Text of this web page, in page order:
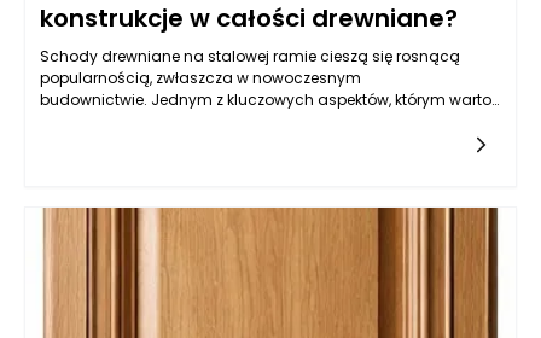
konstrukcje w całości drewniane?
Schody drewniane na stalowej ramie cieszą się rosnącą
popularnością, zwłaszcza w nowoczesnym
budownictwie. Jednym z kluczowych aspektów, którym warto
właściwościom materiałów oraz sposobowi ich konstrukcji.
Stal, będąca materiałem niezwykle wytrzymałym, dodaje
schodów drewnianych, ich stabilność zależy nie tylko od
wzmocnione przez stalowe elementy.